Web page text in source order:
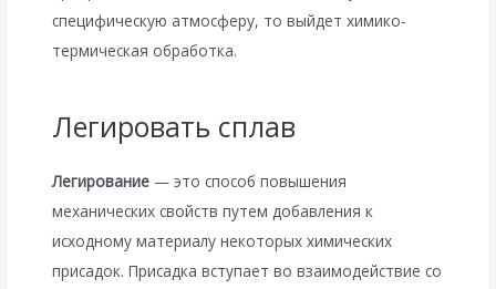
специфическую атмосферу, то выйдет химико-
термическая обработка.
Легировать сплав
Легирование — это способ повышения
механических свойств путем добавления к
исходному материалу некоторых химических
присадок. Присадка вступает во взаимодействие со